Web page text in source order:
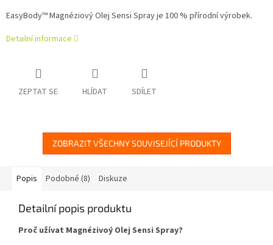
EasyBody™ Magnéziový Olej Sensi Spray je 100 % přírodní výrobek.
Detailní informace
ZEPTAT SE HLÍDAT SDÍLET
ZOBRAZIT VŠECHNY SOUVISEJÍCÍ PRODUKTY
Popis Podobné (8) Diskuze
Detailní popis produktu
Proč užívat Magnézivoý Olej Sensi Spray?